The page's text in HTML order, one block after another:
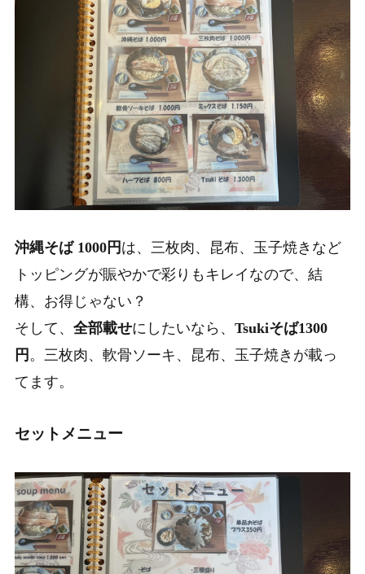
沖縄そば 1000円 は、 三枚肉、昆布、玉子焼き など
トッピングが賑やかで彩りもキレイなので、結
構、お得じゃない？
そして、 全部載せにしたいなら、 Tsukiそば1300
円 。 三枚肉、軟骨ソーキ、昆布、玉子焼き が載っ
てます。
セットメニュー